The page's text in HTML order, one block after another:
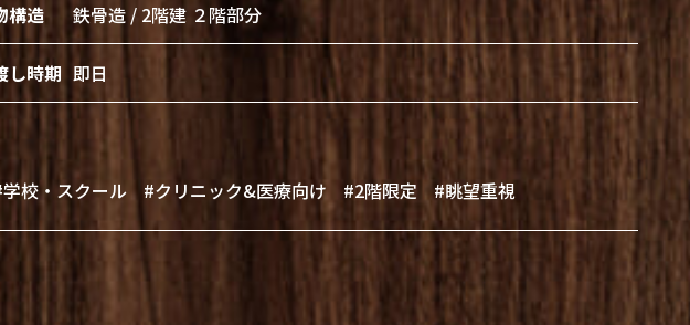
構造 鉄骨造 / 2階建 ２階部分
し時期 即日
校・スクール #クリニック&医療向け #2階限定 #眺望重視